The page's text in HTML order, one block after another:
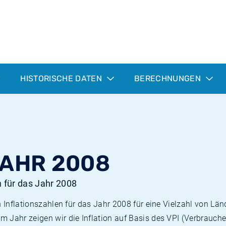
HISTORISCHE DATEN BERECHNUNGEN
2008
das Jahr 2008
für das Jahr 2008 für eine Vielzahl von
Jahr zeigen wir die Inflation auf Basis des VPI